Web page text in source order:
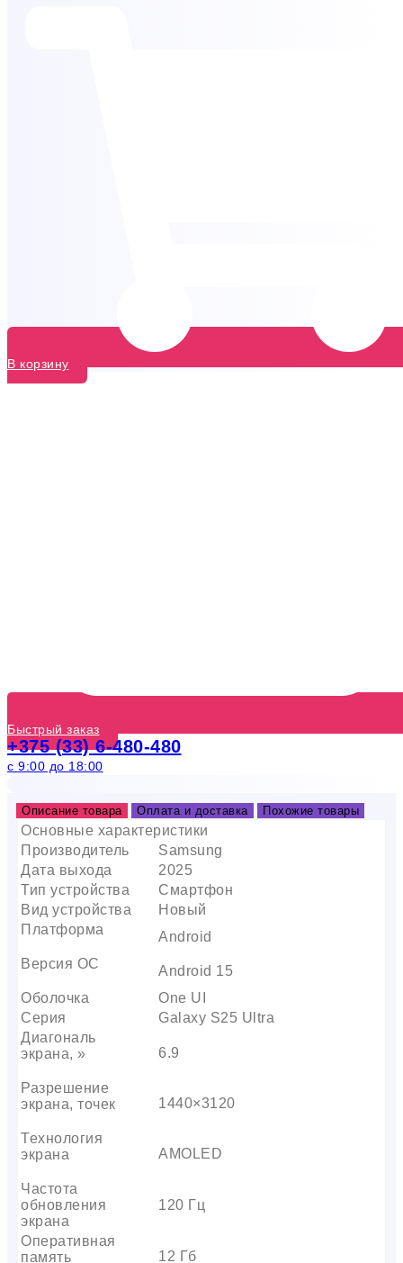
В корзину
Быстрый заказ
+375 (33) 6-480-480
с 9:00 до 18:00
Описание товара Оплата и доставка Похожие товары
Основные характеристики
Производитель
Samsung
Дата выхода
2025
Тип устройства
Смартфон
Вид устройства
Новый
Платформа
Android
Версия ОС
Android 15
Оболочка
One UI
Серия
Galaxy S25 Ultra
Диагональ
экрана, »
6.9
Разрешение
экрана, точек
1440×3120
Технология
экрана
AMOLED
Частота
обновления
экрана
120 Гц
Оперативная
память
12 Гб